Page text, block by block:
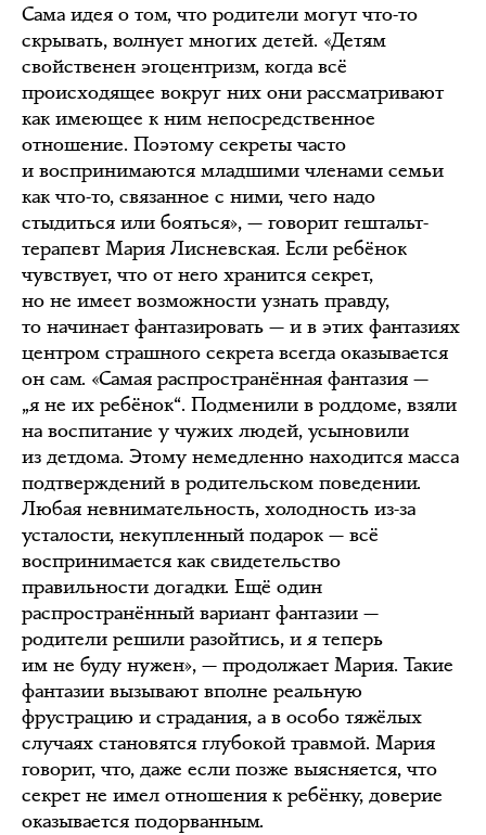
Сама идея о том, что родители могут что-то
скрывать, волнует многих детей. «Детям
свойственен эгоцентризм, когда всё
происходящее вокруг них они рассматривают
как имеющее к ним непосредственное
отношение. Поэтому секреты часто
и воспринимаются младшими членами семьи
как что-то, связанное с ними, чего надо
стыдиться или бояться», — говорит гештальт-
терапевт Мария Лисневская. Если ребёнок
чувствует, что от него хранится секрет,
но не имеет возможности узнать правду,
то начинает фантазировать — и в этих фантазиях
центром страшного секрета всегда оказывается
он сам. «Самая распространённая фантазия —
„я не их ребёнок“. Подменили в роддоме, взяли
на воспитание у чужих людей, усыновили
из детдома. Этому немедленно находится масса
подтверждений в родительском поведении.
Любая невнимательность, холодность из-за
усталости, некупленный подарок — всё
воспринимается как свидетельство
правильности догадки. Ещё один
распространённый вариант фантазии —
родители решили разойтись, и я теперь
им не буду нужен», — продолжает Мария. Такие
фантазии вызывают вполне реальную
фрустрацию и страдания, а в особо тяжёлых
случаях становятся глубокой травмой. Мария
говорит, что, даже если позже выясняется, что
секрет не имел отношения к ребёнку, доверие
оказывается подорванным.